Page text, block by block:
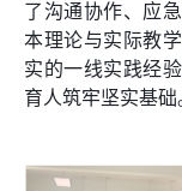
了沟通协作、应
本理论与实际教
实的一线实践经
育人筑牢坚实基础